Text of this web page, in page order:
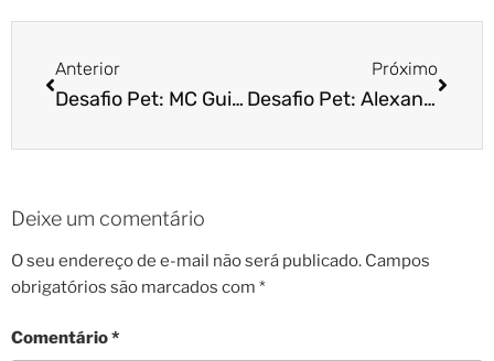
Anterior
Desafio Pet: MC Gui e seus três cães
Próximo
Desafio Pet: Alexandre Rossi ajuda ONG Clube dos Vira-Latas
Deixe um comentário
O seu endereço de e-mail não será publicado. Campos
obrigatórios são marcados com *
Comentário*